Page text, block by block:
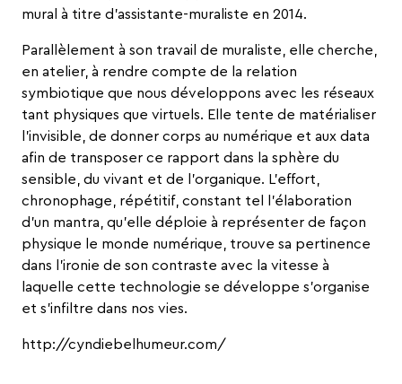
mural à titre d’assistante-muraliste en 2014.
Parallèlement à son travail de muraliste, elle cherche,
en atelier, à rendre compte de la relation
symbiotique que nous développons avec les réseaux
tant physiques que virtuels. Elle tente de matérialiser
l’invisible, de donner corps au numérique et aux data
afin de transposer ce rapport dans la sphère du
sensible, du vivant et de l’organique. L’effort,
chronophage, répétitif, constant tel l’élaboration
d’un mantra, qu’elle déploie à représenter de façon
physique le monde numérique, trouve sa pertinence
dans l’ironie de son contraste avec la vitesse à
laquelle cette technologie se développe s’organise
et s’infiltre dans nos vies.
http://cyndiebelhumeur.com/